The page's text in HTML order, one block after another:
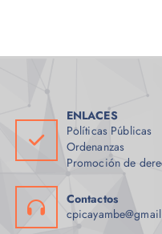
ENLACES
Políticas Públicas
Ordenanzas
Promoción de
Contactos